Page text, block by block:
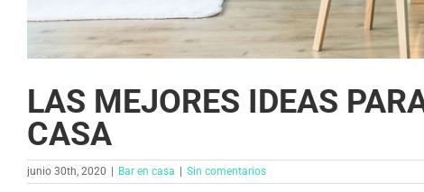
LAS MEJORES IDEAS
CASA
junio 30th, 2020 | Bar en casa​ | Sin comentarios